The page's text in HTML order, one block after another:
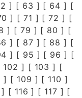
] [ 63 ] [ 64 ] [
] [ 71 ] [72 ] [
] [ 79 ] [ 80 ] [
] [ 87 ] [ 88 ] [
] [ 95 ] [ 96 ] [
102 ] [ 103 ] [
] [ 109 ] [ 110 ]
] [ 116 ] [ 117 ] [